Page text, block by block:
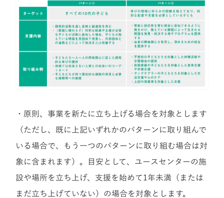
・原則、事業を新たに立ち上げる場合を対象とします
（ただし、既に上記いずれかのパターンに取り組んで
いる場合で、もう一つのパターンに取り組む場合は対
象に含まれます）。目安として、ユースセンターの施
設や場所を立ち上げ、支援を始めて1年未満（または
まだ立ち上げていない）の場合を対象とします。